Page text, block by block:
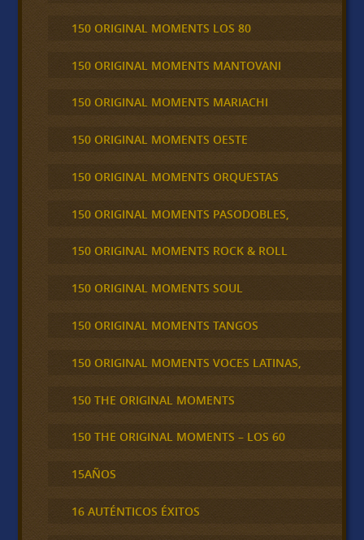
150 ORIGINAL MOMENTS LOS 80
150 ORIGINAL MOMENTS MANTOVANI
150 ORIGINAL MOMENTS MARIACHI
150 ORIGINAL MOMENTS OESTE
150 ORIGINAL MOMENTS ORQUESTAS
150 ORIGINAL MOMENTS PASODOBLES,
150 ORIGINAL MOMENTS ROCK & ROLL
150 ORIGINAL MOMENTS SOUL
150 ORIGINAL MOMENTS TANGOS
150 ORIGINAL MOMENTS VOCES LATINAS,
150 THE ORIGINAL MOMENTS
150 THE ORIGINAL MOMENTS – LOS 60
15AÑOS
16 AUTÉNTICOS ÉXITOS